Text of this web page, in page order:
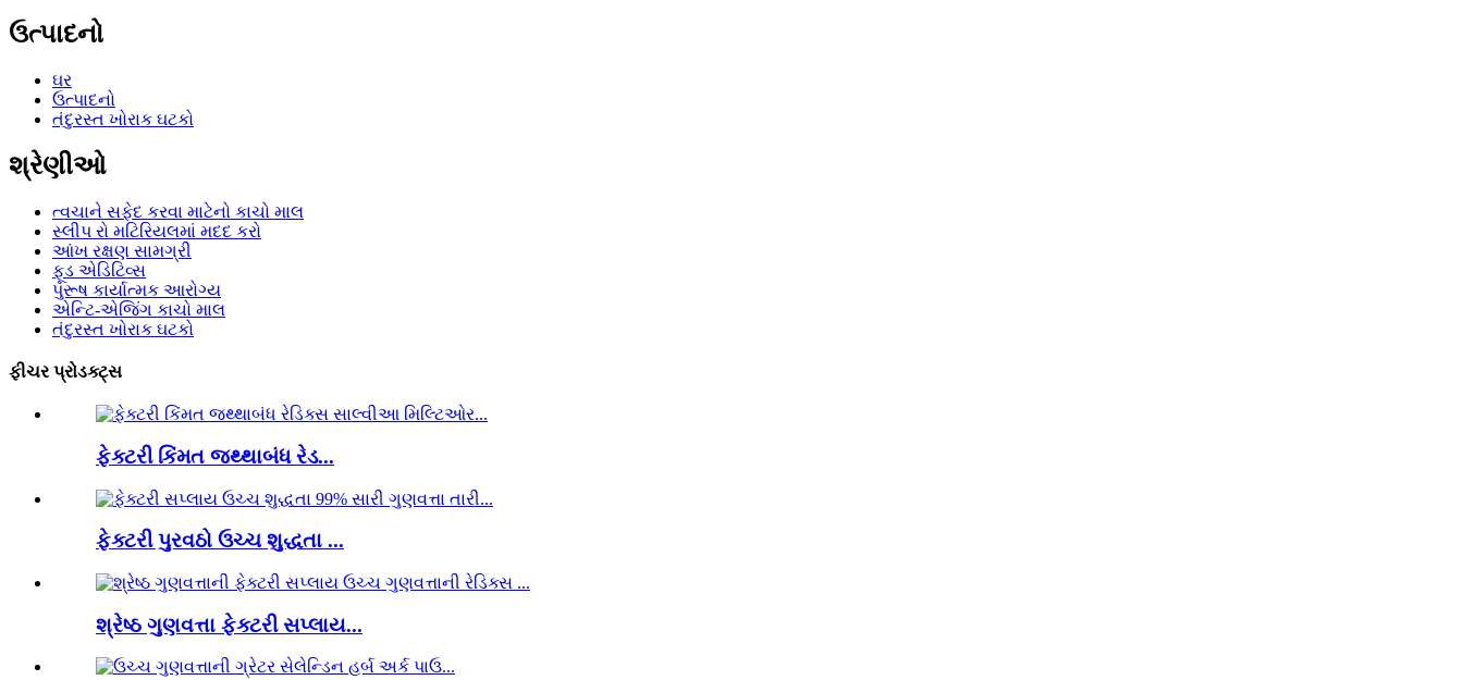
ઉત્પાદનો
ઘર
ઉત્પાદનો
તંદુરસ્ત ખોરાક ઘટકો
શ્રેણીઓ
ત્વચાને સફેદ કરવા માટેનો કાચો માલ
સ્લીપ રો મટિરિયલમાં મદદ કરો
આંખ રક્ષણ સામગ્રી
ફૂડ એડિટિવ્સ
પુરૂષ કાર્યાત્મક આરોગ્ય
એન્ટિ-એજિંગ કાચો માલ
તંદુરસ્ત ખોરાક ઘટકો
ફીચર પ્રોડક્ટ્સ
ફેક્ટરી કિંમત જથ્થાબંધ રેડ...
ફેક્ટરી પુરવઠો ઉચ્ચ શુદ્ધતા ...
શ્રેષ્ઠ ગુણવત્તા ફેક્ટરી સપ્લાય...